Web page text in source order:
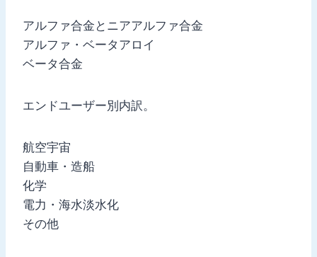
アルファ合金とニアアルファ合金
アルファ・ベータアロイ
ベータ合金
エンドユーザー別内訳。
航空宇宙
自動車・造船
化学
電力・海水淡水化
その他